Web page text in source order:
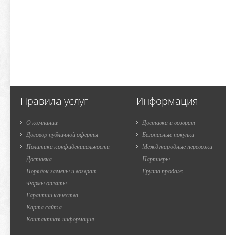
Правила услуг
О компании
Договор публичной оферты
Политика конфиденциальности
Доставка
Порядок замены и возврат
Формы оплаты
Гарантии качества
Карта сайта
Контактная информация
Информация
Доставка и возврат
Безопасные покупки
Международные перевозки
Партнеры
Группа продаж